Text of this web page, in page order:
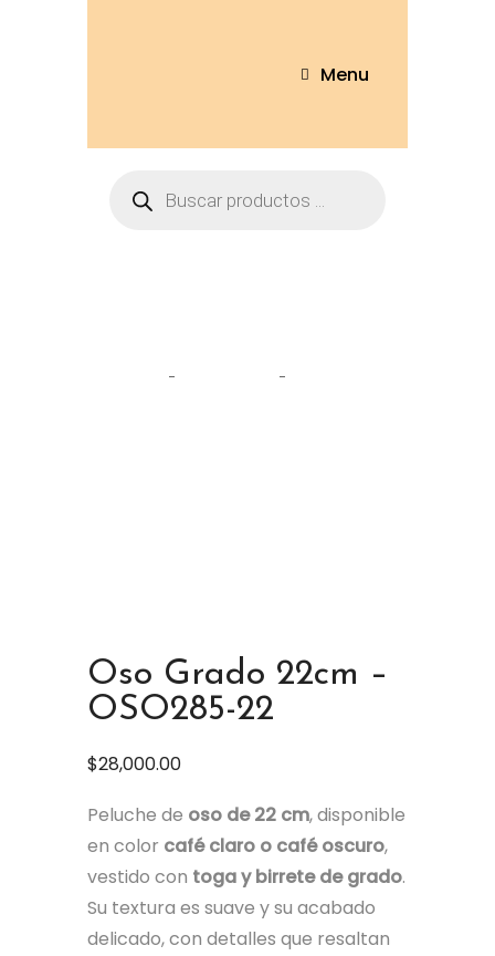
Menu
Oso Grado 22cm –
OSO285-22
$28,000.00
Peluche de oso de 22 cm, disponible
en color café claro o café oscuro,
vestido con toga y birrete de grado.
Su textura es suave y su acabado
delicado, con detalles que resaltan